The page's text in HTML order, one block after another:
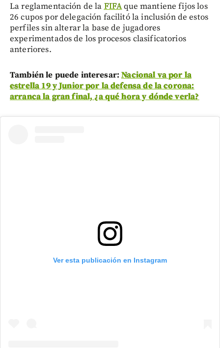
La reglamentación de la FIFAque mantiene fijos los
26 cupos por delegación facilitó la inclusión de estos
perfiles sin alterar la base de jugadores
experimentados de los procesos clasificatorios
anteriores.
También le puede interesar:Nacional va por la
estrella 19 y Junior por la defensa de la corona:
arranca la gran final, ¿a qué hora y dónde verla?
Ver esta publicación en Instagram